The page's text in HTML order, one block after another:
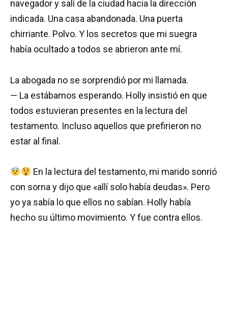
navegador y salí de la ciudad hacia la dirección
indicada. Una casa abandonada. Una puerta
chirriante. Polvo. Y los secretos que mi suegra
había ocultado a todos se abrieron ante mí.
La abogada no se sorprendió por mi llamada.
— La estábamos esperando. Holly insistió en que
todos estuvieran presentes en la lectura del
testamento. Incluso aquellos que prefirieron no
estar al final.
En la lectura del testamento, mi marido sonrió
con sorna y dijo que «allí solo había deudas». Pero
yo ya sabía lo que ellos no sabían. Holly había
hecho su último movimiento. Y fue contra ellos.